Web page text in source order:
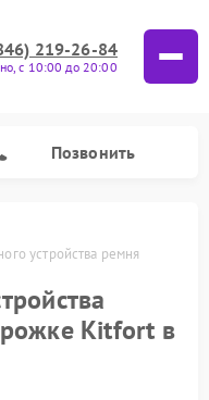
219-26-84
с 10:00 до 20:00
Позвонить
устройства ремня
Kitfort в